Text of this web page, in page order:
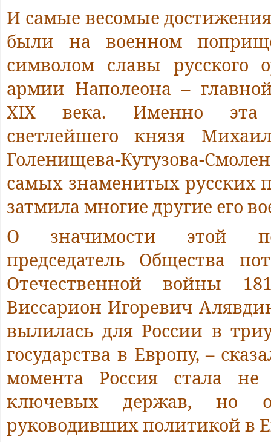
И самые весомые
были на военном
символом славы русского
армии Наполеона –
XIX века. Именно эта
светлейшего князя
Голенищева-Кутузова-
самых знаменитых русских
затмила многие другие его
О значимости этой
председатель Общества
Отечественной войны
Виссарион Игоревич
вылилась для России в
государства в Европу, –
момента Россия стала
ключевых держав, но
руководивших политикой в